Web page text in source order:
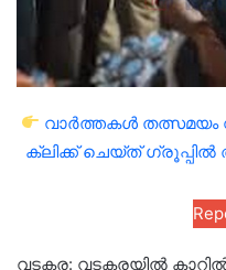
വാർത്തകൾ തത്സമയം
ക്ലിക്ക് ചെയ്ത് ഗ്രൂപ്പിൽ
വടകര: വടകരയിൽ